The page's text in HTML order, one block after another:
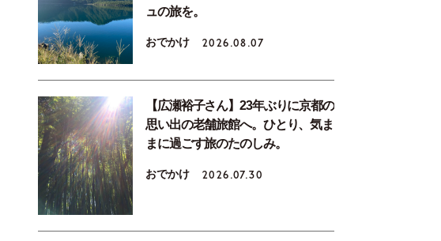
ュの旅を。
おでかけ 2026.08.07
【広瀬裕子さん】23年ぶりに京都の
思い出の老舗旅館へ。ひとり、気ま
まに過ごす旅のたのしみ。
おでかけ 2026.07.30